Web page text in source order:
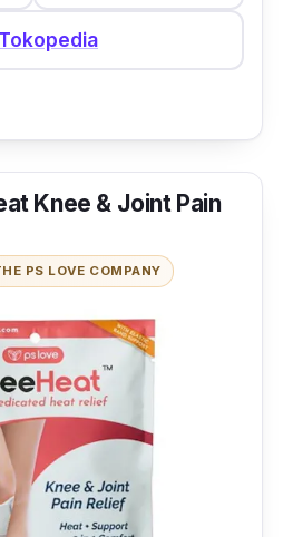
Tokopedia
Knee & Joint Pain
PS LOVE COMPANY